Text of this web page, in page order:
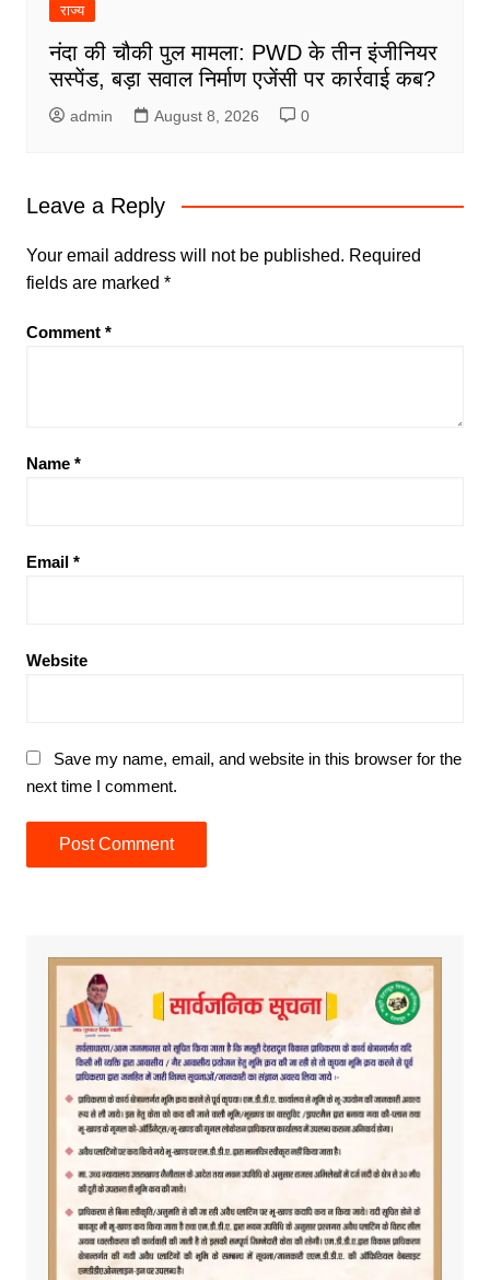
राज्य
नंदा की चौकी पुल मामला: PWD के तीन इंजीनियर
सस्पेंड, बड़ा सवाल निर्माण एजेंसी पर कार्रवाई कब?
admin August 8, 2026 0
Leave a Reply
Your email address will not be published. Required
fields are marked *
Comment *
Name *
Email *
Website
Save my name, email, and website in this browser for the
next time I comment.